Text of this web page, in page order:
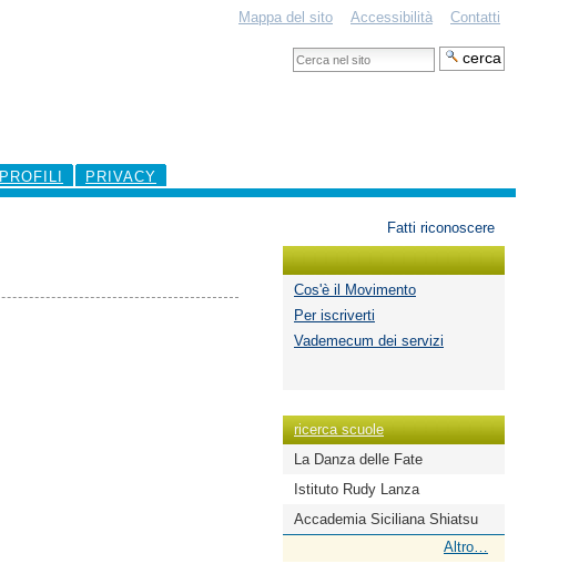
Mappa del sito Accessibilità Contatti
Cerca
nel
PROFILI PRIVACY
Fatti riconoscere
Cos'è il Movimento
Per iscriverti
Vademecum dei servizi
ricerca scuole
La Danza delle Fate
Istituto Rudy Lanza
Accademia Siciliana Shiatsu
scuole
Altro…